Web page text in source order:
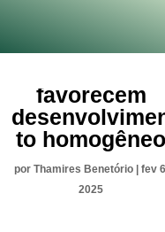
favorecem
to homogêneo
por Thamires Benetório| fev
2025